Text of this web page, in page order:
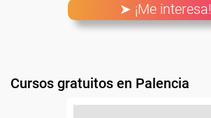
➤ ¡Me interesa!
Cursos gratuitos en Palencia